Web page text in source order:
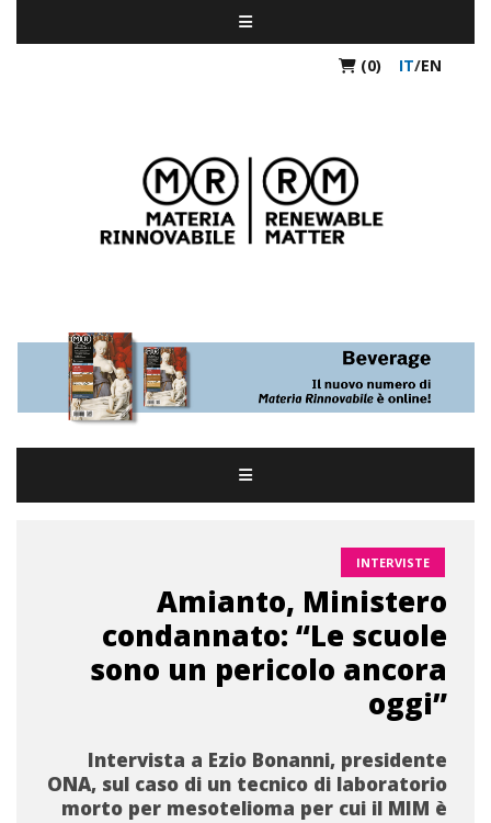
(0) IT/EN
INTERVISTE
Amianto, Ministero
condannato: “Le scuole
sono un pericolo ancora
oggi”
Intervista a Ezio Bonanni, presidente
ONA, sul caso di un tecnico di laboratorio
morto per mesotelioma per cui il MIM è